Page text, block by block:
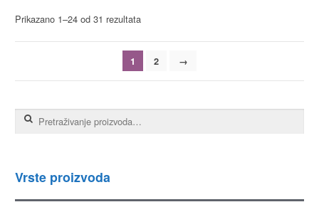
Prikazano 1–24 od 31 rezultata
1 2 →
Pretraga za:
Vrste proizvoda